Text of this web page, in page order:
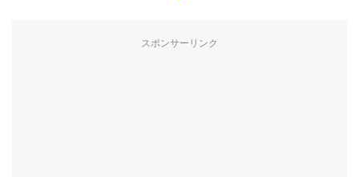
スポンサーリンク